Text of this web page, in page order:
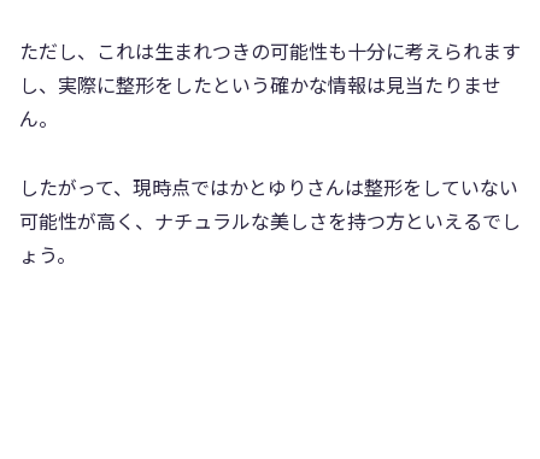
ただし、これは生まれつきの可能性も十分に考えられます
し、実際に整形をしたという確かな情報は見当たりませ
ん。
したがって、現時点ではかとゆりさんは整形をしていない
可能性が高く、ナチュラルな美しさを持つ方といえるでし
ょう。